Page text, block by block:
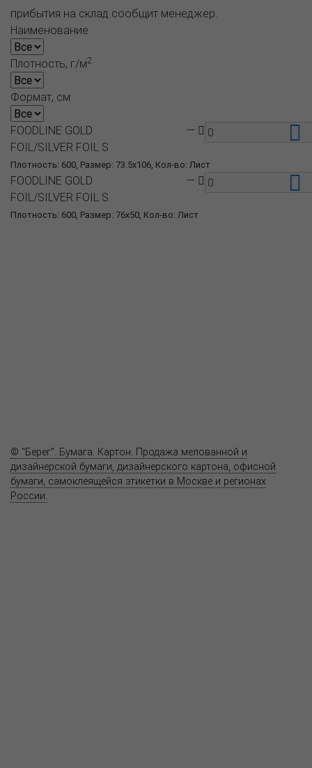
прибытия на склад сообщит менеджер.
Наименование
Плотность, г/м2
Формат, см
Плотность: 600, Размер: 73.5x106, Кол-во: Лист
FOODLINE GOLD
FOIL/SILVER FOIL S
—
Плотность: 600, Размер: 76x50, Кол-во: Лист
FOODLINE GOLD
FOIL/SILVER FOIL S
—
© "Берег". Бумага. Картон. Продажа мелованной и
дизайнерской бумаги, дизайнерского картона, офисной
бумаги, самоклеящейся этикетки в Москве и регионах
России.